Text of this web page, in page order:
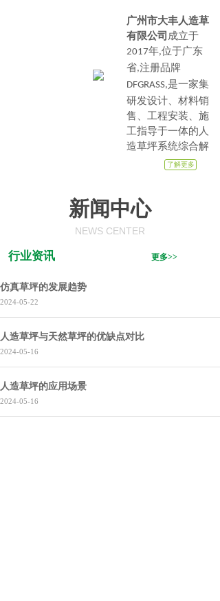
广州市大丰人造草
有限公司 成立于
2017年,位于广东
省,注册品牌
DFGRASS,是一家集
研发设计、材料销
售、工程安装、施
工指导于一体的人
造草坪系统综合解
决服务商。主要经
人造草坪、高尔夫
草周边材料的销
术 使草坪草丝抗
了解更多
新闻中心
NEWS CENTER
行业资讯 更多>>
仿真草坪的发展趋势
2024-05-22
人造草坪与天然草坪的优缺点对比
2024-05-16
人造草坪的应用场景
2024-05-16